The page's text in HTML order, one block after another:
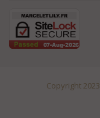
Copyright 2023